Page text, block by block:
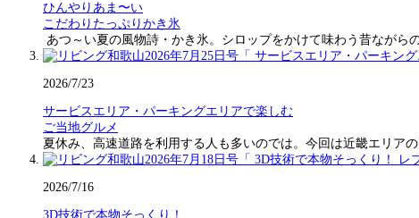
ひんやりあま〜い
こだわりたっぷりかき氷
あつ～い夏の風物詩・かき氷。シロップをかけて味わう昔なが
2026/7/23
サービスエリア・パーキングエリアで楽しむ
ご当地グルメ
夏休み、高速道路を利用する人も多いのでは。今回は近畿エリア
2026/7/16
3D技術で本物そっくり！